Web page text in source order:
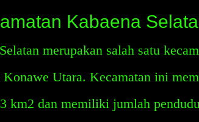
Kabaena
merupakan salah satu
Utara. Kecamatan ini
km2 dan memiliki jumlah